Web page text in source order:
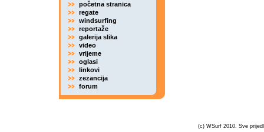
početna stranica
regate
windsurfing
reportaže
galerija slika
video
vrijeme
oglasi
linkovi
zezancija
forum
(c) WSurf 2010. Sve